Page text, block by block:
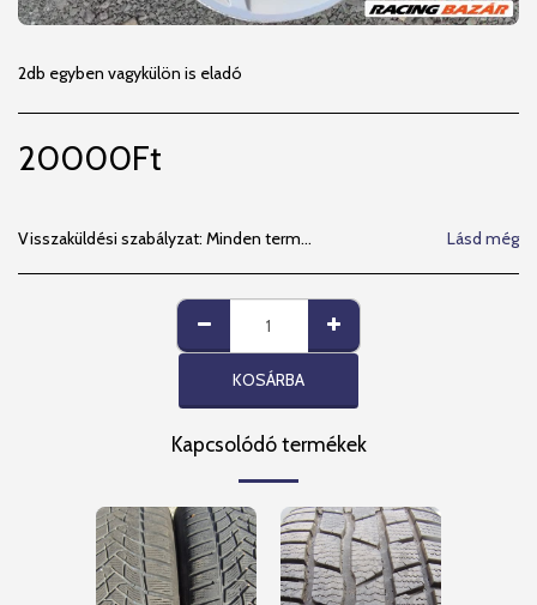
2db egyben vagykülön is eladó
20000Ft
Visszaküldési szabályzat: Minden termékünkre 14 napos beszerelési garanciát vállalunk. MPL- visszaküldési lehetőséget kizárjuk, MPL futárszolgálat által visszaküldött csomagot nem veszünk át. Megértésüket Köszönjük! Lásd még
KOSÁRBA
Kapcsolódó termékek